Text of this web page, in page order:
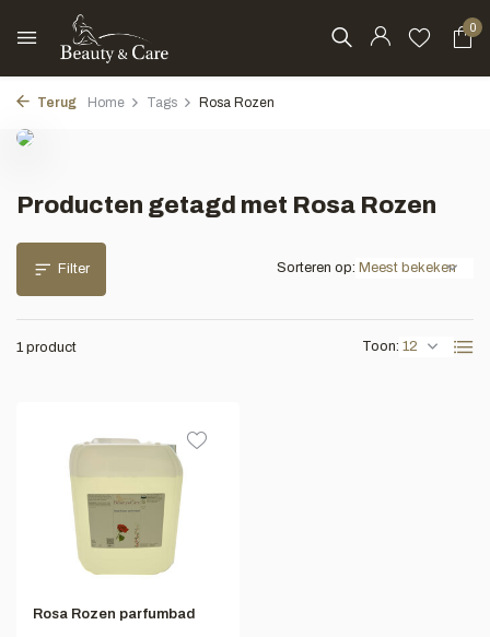
0
Terug Home Tags Rosa Rozen
Producten getagd met Rosa Rozen
Filter
1 product Toon:
Sorteren op:
Rosa Rozen parfumbad